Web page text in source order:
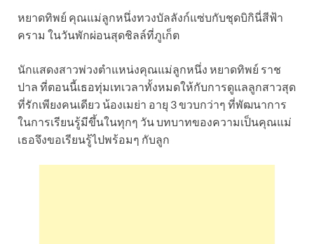
หยาดทิพย์ คุณแม่ลูกหนึ่งทวงบัลลังก์แซ่บกับชุดบิกินี่สีฟ้า
คราม ในวันพักผ่อนสุดชิลล์ที่ภูเก็ต
นักแสดงสาวพ่วงตำแหน่งคุณแม่ลูกหนึ่ง หยาดทิพย์ ราช
ปาล ที่ตอนนี้เธอทุ่มเทเวลาทั้งหมดให้กับการดูแลลูกสาวสุด
ที่รักเพียงคนเดียว น้องเมย่า อายุ 3 ขวบกว่าๆ ที่พัฒนาการ
ในการเรียนรู้มีขึ้นในทุกๆ วัน บทบาทของความเป็นคุณแม่
เธอจึงขอเรียนรู้ไปพร้อมๆ กับลูก